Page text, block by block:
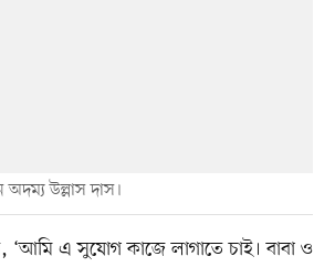
অদম্য উল্লাস দাস।
এ সুযোগ কাজে লাগাতে চাই। বাবা ও